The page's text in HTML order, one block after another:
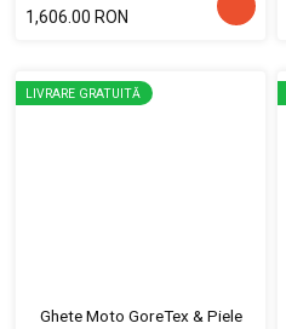
1,606.00 RON
LIVRARE GRATUITĂ
Ghete Moto GoreTex & Piele